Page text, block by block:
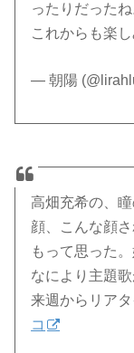
ったりだったね
これからも楽し
— 朝陽
高畑充希の、
顔、こんな顔
もって思った
なにより主題
来週からリア
コ